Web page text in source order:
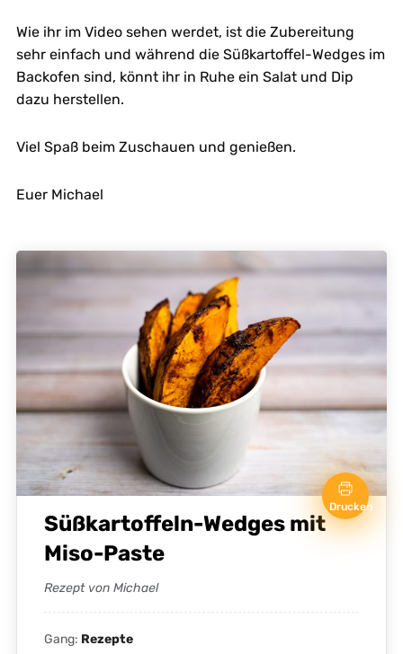
Wie ihr im Video sehen werdet, ist die Zubereitung
sehr einfach und während die Süßkartoffel-Wedges im
Backofen sind, könnt ihr in Ruhe ein Salat und Dip
dazu herstellen.
Viel Spaß beim Zuschauen und genießen.
Euer Michael
Drucken
Süßkartoffeln-Wedges mit
Miso-Paste
Rezept von Michael
Gang: Rezepte